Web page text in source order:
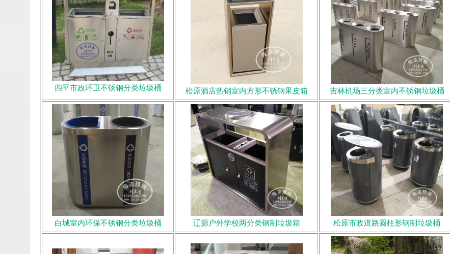
四平市政环卫不锈钢分类垃圾桶 松原酒店热销室内方形不锈钢果皮箱 吉林机场三分类室内不锈钢垃圾桶
白城室内环保不锈钢分类垃圾桶 辽源户外学校两分类钢制垃圾箱 松原市政道路圆柱形钢制垃圾桶